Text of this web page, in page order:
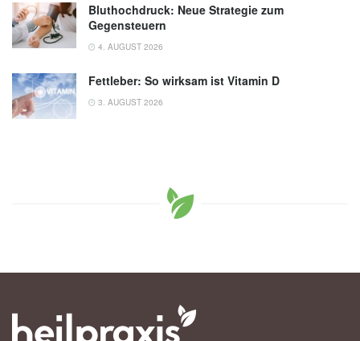
Bluthochdruck: Neue Strategie zum
Gegensteuern
4. AUGUST 2026
Fettleber: So wirksam ist Vitamin D
3. AUGUST 2026